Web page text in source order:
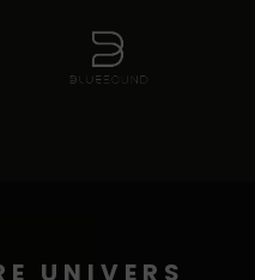
UNIVERS